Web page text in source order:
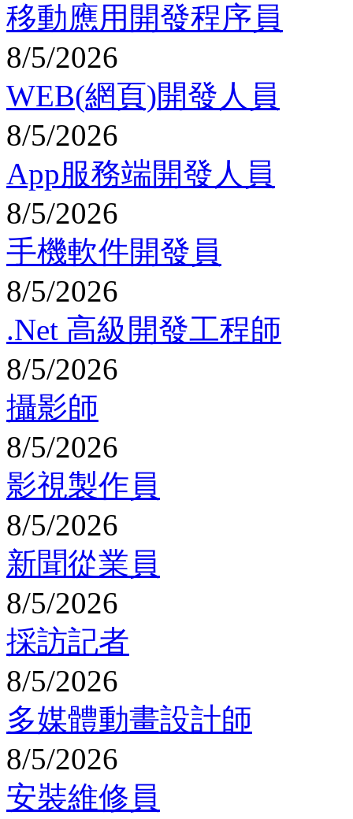
移動應用開發程序員
8/5/2026
WEB(網頁)開發人員
8/5/2026
App服務端開發人員
8/5/2026
手機軟件開發員
8/5/2026
.Net 高級開發工程師
8/5/2026
攝影師
8/5/2026
影視製作員
8/5/2026
新聞從業員
8/5/2026
採訪記者
8/5/2026
多媒體動畫設計師
8/5/2026
安裝維修員